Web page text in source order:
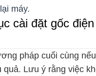
máy.
cài đặt gốc
pháp cuối cùng
quả. Lưu ý rằng việc